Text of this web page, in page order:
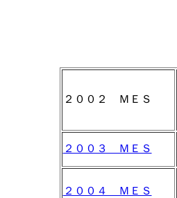
２００２ ＭＥＳ
２００３ ＭＥＳ
２００４ ＭＥＳ